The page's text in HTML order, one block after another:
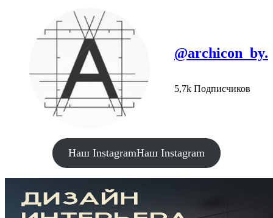
@archicon_by.
5,7k Подписчиков
Наш InstagramНаш Instagram